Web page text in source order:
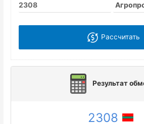
Рассчитать
Результат
2308